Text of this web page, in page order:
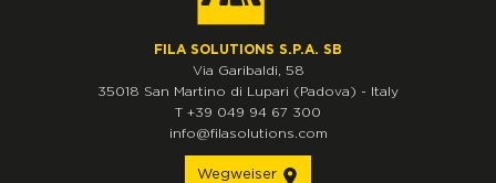
FILA SOLUTIONS S.P.A. SB
Via Garibaldi, 58
35018 San Martino di Lupari (Padova) - Italy
T +39 049 94 67 300
info@filasolutions.com
Wegweiser